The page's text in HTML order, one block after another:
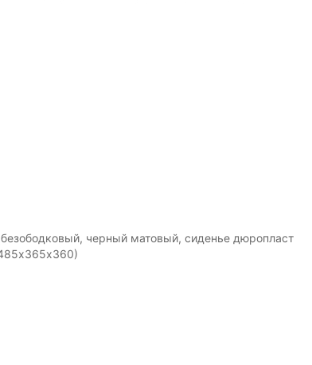
черный матовый, сиденье дюропласт